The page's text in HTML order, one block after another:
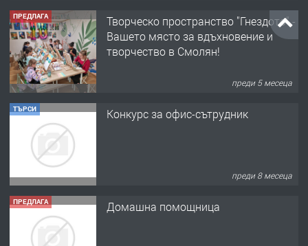
ТЪРСИ Конкурс за офис-сътрудник
преди 8 месеца
ПРЕДЛАГА Домашна помощница
преди 1 година
ПРЕДЛАГА Къща в Марония, Гърция